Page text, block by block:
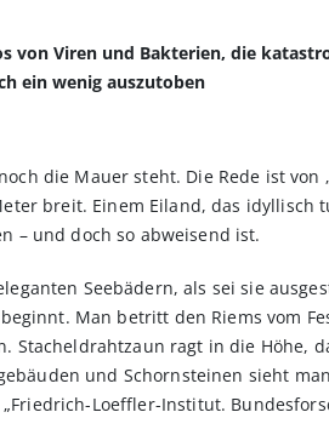
von Viren und Bakterien, die
ein wenig auszutoben
die Mauer steht. Die Rede ist von
breit. Einem Eiland, das idyllisch
– und doch so abweisend ist.
Seebädern, als sei sie
Man betritt den Riems vom
Stacheldrahtzaun ragt in die Höhe,
und Schornsteinen sieht
Loeffler-Institut.